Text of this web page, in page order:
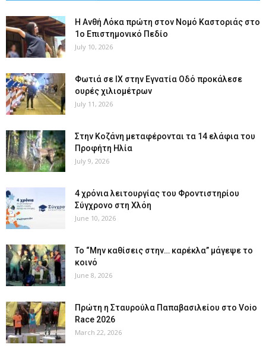
Η Ανθή Λόκα πρώτη στον Νομό Καστοριάς στο
1ο Επιστημονικό Πεδίο
July 10, 2026
Φωτιά σε ΙΧ στην Εγνατία Οδό προκάλεσε
ουρές χιλιομέτρων
July 11, 2026
Στην Κοζάνη μεταφέρονται τα 14 ελάφια του
Προφήτη Ηλία
July 9, 2026
4 χρόνια λειτουργίας του Φροντιστηρίου
Σύγχρονο στη Χλόη
June 10, 2026
Το “Μην καθίσεις στην… καρέκλα” μάγεψε το
κοινό
June 8, 2026
Πρώτη η Σταυρούλα Παπαβασιλείου στο Voio
Race 2026
March 22, 2026